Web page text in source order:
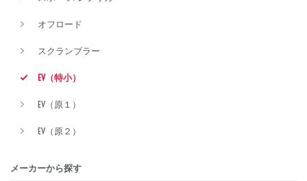
オフロード
スクランブラー
EV（特小）
EV（原１）
EV（原２）
メーカーから探す